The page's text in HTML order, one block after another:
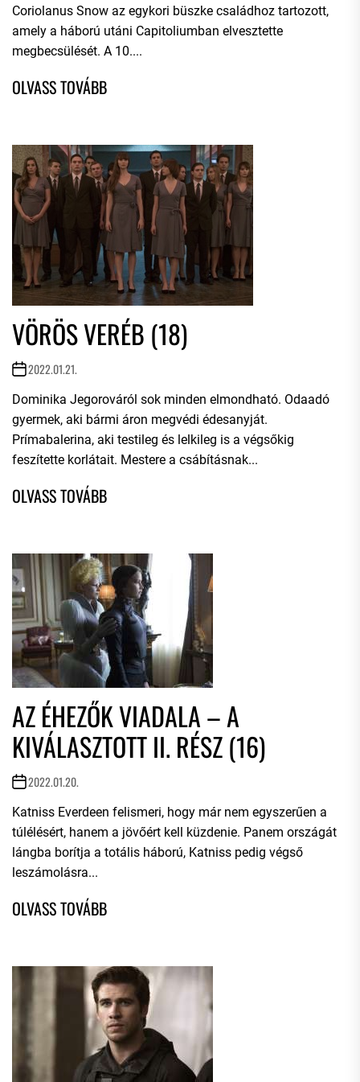
Coriolanus Snow az egykori büszke családhoz tartozott,
amely a háború utáni Capitoliumban elvesztette
megbecsülését. A 10....
VÖRÖS VERÉB (18)
2022.01.21.
Dominika Jegorováról sok minden elmondható. Odaadó
gyermek, aki bármi áron megvédi édesanyját.
Prímabalerina, aki testileg és lelkileg is a végsőkig
feszítette korlátait. Mestere a csábításnak...
AZ ÉHEZŐK VIADALA – A
KIVÁLASZTOTT II. RÉSZ (16)
2022.01.20.
Katniss Everdeen felismeri, hogy már nem egyszerűen a
túlélésért, hanem a jövőért kell küzdenie. Panem országát
lángba borítja a totális háború, Katniss pedig végső
leszámolásra...